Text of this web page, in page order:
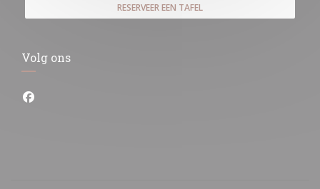
RESERVEER EEN TAFEL
Volg ons
Facebook ((opent in een nieuw venster))